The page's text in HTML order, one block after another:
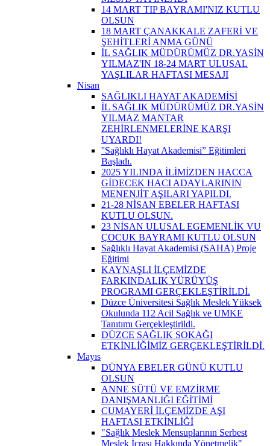
14 MART TIP BAYRAMI'NIZ KUTLU
OLSUN
18 MART ÇANAKKALE ZAFERİ VE
ŞEHİTLERİ ANMA GÜNÜ
İL SAĞLIK MÜDÜRÜMÜZ DR.YASİN
YILMAZ'IN 18-24 MART ULUSAL
YAŞLILAR HAFTASI MESAJI
Nisan
SAĞLIKLI HAYAT AKADEMİSİ
İL SAĞLIK MÜDÜRÜMÜZ DR.YASİN
YILMAZ MANTAR
ZEHİRLENMELERİNE KARŞI
UYARDI!
''Sağlıklı Hayat Akademisi” Eğitimleri
Başladı.
2025 YILINDA İLİMİZDEN HACCA
GİDECEK HACI ADAYLARININ
MENENJİT AŞILARI YAPILDI.
21-28 NİSAN EBELER HAFTASI
KUTLU OLSUN.
23 NİSAN ULUSAL EGEMENLİK VU
ÇOCUK BAYRAMI KUTLU OLSUN
Sağlıklı Hayat Akademisi (SAHA) Proje
Eğitimi
KAYNAŞLI İLÇEMİZDE
FARKINDALIK YÜRÜYÜŞ
PROGRAMI GERÇEKLEŞTİRİLDİ.
Düzce Üniversitesi Sağlık Meslek Yüksek
Okulunda 112 Acil Sağlık ve UMKE
Tanıtımı Gerçekleştirildi.
DÜZCE SAĞLIK SOKAĞI
ETKİNLİĞİMİZ GERÇEKLEŞTİRİLDİ.
Mayıs
DÜNYA EBELER GÜNÜ KUTLU
OLSUN
ANNE SÜTÜ VE EMZİRME
DANIŞMANLIĞI EĞİTİMİ
CUMAYERİ İLÇEMİZDE AŞI
HAFTASI ETKİNLİĞİ
"Sağlık Meslek Mensuplarının Serbest
Meslek İcrası Hakkında Yönetmelik"